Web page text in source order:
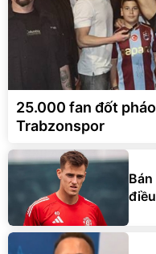
25.000 fan đốt
Trabzonspor